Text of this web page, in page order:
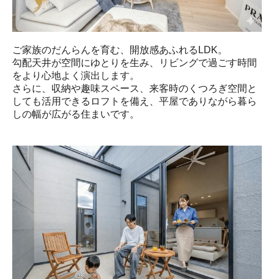
ご家族のだんらんを育む、開放感あふれるLDK。
勾配天井が空間にゆとりを生み、リビングで過ごす時間
をより心地よく演出します。
さらに、収納や趣味スペース、来客時のくつろぎ空間と
しても活用できるロフトを備え、平屋でありながら暮ら
しの幅が広がる住まいです。